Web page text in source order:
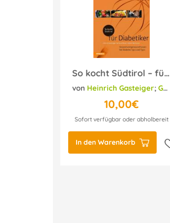
So kocht Südtirol – für Diabetiker
von Heinrich Gasteiger; Gerhard Wieser
10,00€
Sofort verfügbar oder abholbereit
In den Warenkorb